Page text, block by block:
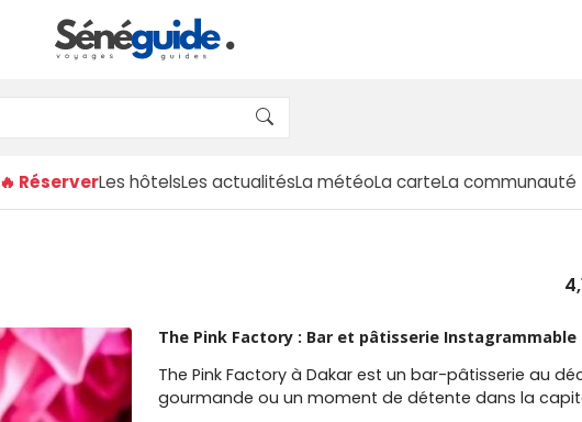
🔥 RéserverLes hôtelsLes actualitésLa météoLa carteLa communauté
The Pink Factory : Bar et pâtisserie Instagrammable
The Pink Factory à Dakar est un bar-pâtisserie au
gourmande ou un moment de détente dans la